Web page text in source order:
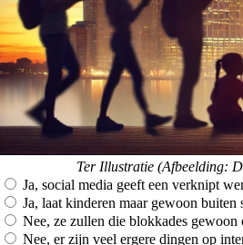
Ter Illustratie (Afbeelding:
Ja, social media geeft een verknipt
Ja, laat kinderen maar gewoon buiten
Nee, ze zullen die blokkades gewoon
Nee, er zijn veel ergere dingen op